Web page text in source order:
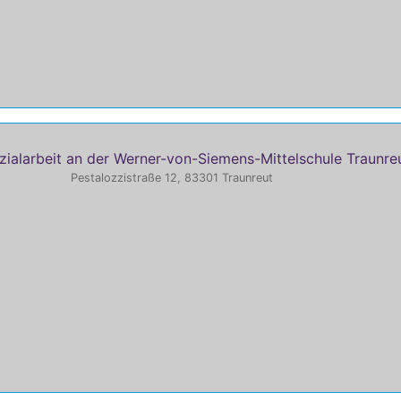
an der Werner-von-Siemens-Mittelschule
Pestalozzistraße 12, 83301 Traunreut